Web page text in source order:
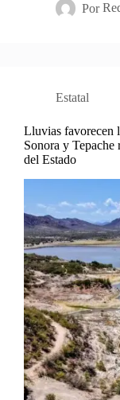
Por
Estatal
Lluvias favorecen
Sonora y Tepache
del Estado